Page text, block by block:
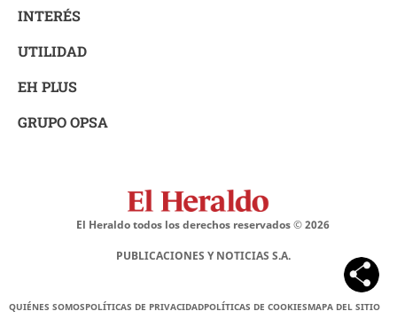
INTERÉS
UTILIDAD
EH PLUS
GRUPO OPSA
El Heraldo todos los derechos reservados ©2026
PUBLICACIONES Y NOTICIAS S.A.
QUIÉNES SOMOSPOLÍTICAS DE PRIVACIDADPOLÍTICAS DE COOKIESMAPA DEL SITIO